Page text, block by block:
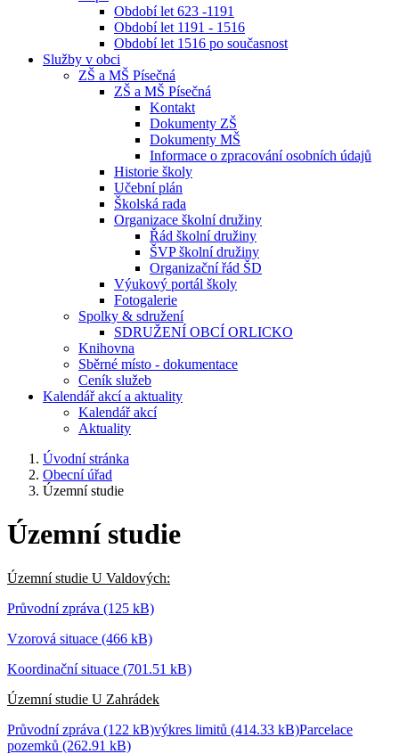
Období let 623 -1191
Období let 1191 - 1516
Období let 1516 po současnost
Služby v obci
ZŠ a MŠ Písečná
ZŠ a MŠ Písečná
Kontakt
Dokumenty ZŠ
Dokumenty MŠ
Informace o zpracování osobních údajů
Historie školy
Učební plán
Školská rada
Organizace školní družiny
Řád školní družiny
ŠVP školní družiny
Organizační řád ŠD
Výukový portál školy
Fotogalerie
Spolky & sdružení
SDRUŽENÍ OBCÍ ORLICKO
Knihovna
Sběrné místo - dokumentace
Ceník služeb
Kalendář akcí a aktuality
Kalendář akcí
Aktuality
Úvodní stránka
Obecní úřad
Územní studie
Územní studie
Územní studie U Valdových:
Průvodní zpráva (125 kB)
Vzorová situace (466 kB)
Koordinační situace (701.51 kB)
Územní studie U Zahrádek
Průvodní zpráva (122 kB)výkres limitů (414.33 kB)Parcelace
pozemků (262.91 kB)